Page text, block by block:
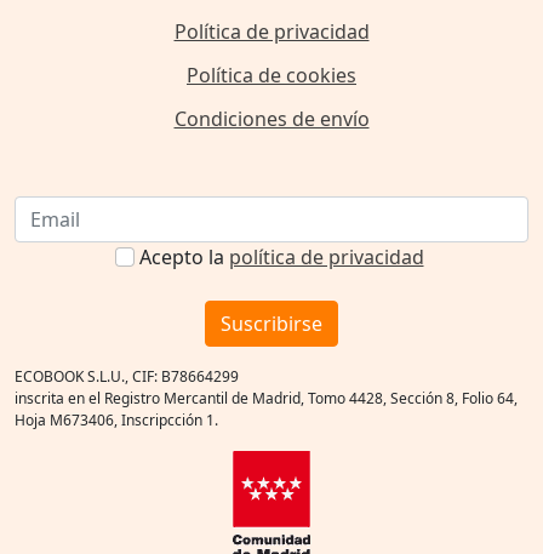
Política de privacidad
Política de cookies
Condiciones de envío
Acepto la política de privacidad
Suscribirse
ECOBOOK S.L.U., CIF: B78664299
inscrita en el Registro Mercantil de Madrid, Tomo 4428, Sección 8, Folio 64,
Hoja M673406, Inscripcción 1.